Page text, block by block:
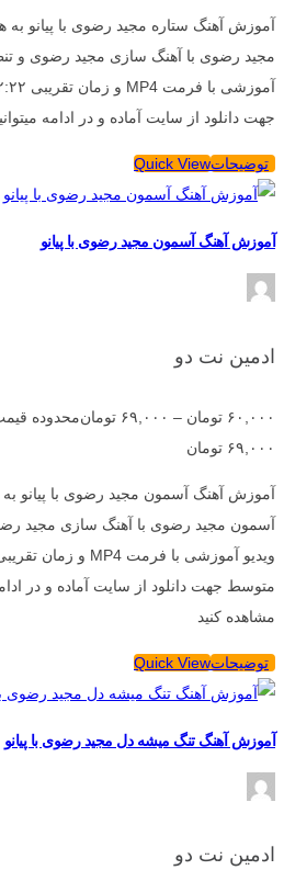
آموزش آهنگ ستاره مجید رضوی با پیانو به
مجید رضوی با آهنگ سازی مجید رضوی و
جهت دانلود از سایت آماده و در ادامه
توضیحاتQuick View
آموزش آهنگ آسمون مجید رضوی با پیانو
ادمین نت دو
۶۰,۰۰۰ تومان – ۶۹,۰۰۰ تومان
۶۹,۰۰۰ تومان
آموزش آهنگ آسمون مجید رضوی با پیانو
آسمون مجید رضوی با آهنگ سازی مجید
متوسط جهت دانلود از سایت آماده و در
مشاهده کنید
توضیحاتQuick View
آموزش آهنگ تنگ میشه دل مجید رضوی با پیانو
ادمین نت دو